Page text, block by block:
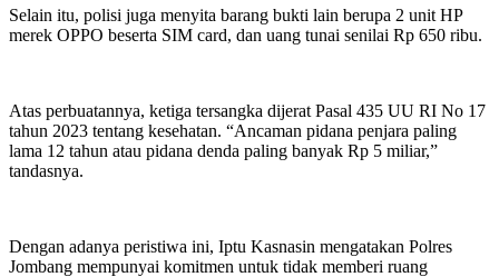
Selain itu, polisi juga menyita barang bukti lain berupa 2 unit HP
merek OPPO beserta SIM card, dan uang tunai senilai Rp 650 ribu.
Atas perbuatannya, ketiga tersangka dijerat Pasal 435 UU RI No 17
tahun 2023 tentang kesehatan. “Ancaman pidana penjara paling
lama 12 tahun atau pidana denda paling banyak Rp 5 miliar,”
tandasnya.
Dengan adanya peristiwa ini, Iptu Kasnasin mengatakan Polres
Jombang mempunyai komitmen untuk tidak memberi ruang